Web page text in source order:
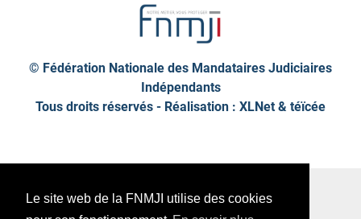
Le site web de la FNMJI utilise des cookies
© Fédération Nationale des Mandataires Judiciaires
Indépendants
Tous droits réservés - Réalisation : XLNet & téïcée
Mentions légales